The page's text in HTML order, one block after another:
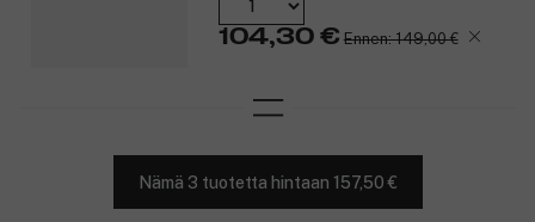
104,30 € Ennen: 149,00 €
Nämä 3 tuotetta hintaan 157,50 €